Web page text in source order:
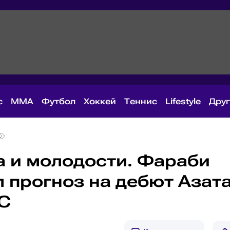
MMA Футбол Хоккей Теннис Lifestyle
и молодости. Фараби
прогноз на дебют